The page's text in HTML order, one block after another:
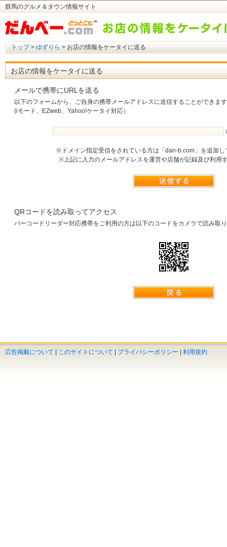
群馬のグルメ＆タウン情報サイト
トップ> ゆずりら > お店の情報をケータイに送る
お店の情報をケータイに送る
メールで携帯にURLを送る
以下のフォームから、ご自身の携帯メールアドレスに送信することができま
(iモード、EZweb、Yahoo!ケータイ対応）
※ドメイン指定受信をされている方は「dan-b.com」を追加し
※上記に入力のメールアドレスを運営や店舗が記録及び利用
QRコードを読み取ってアクセス
バーコードリーダー対応携帯をご利用の方は以下のコードをカメラで読み取
広告掲載について このサイトについて プライバシーポリシー 利用規約